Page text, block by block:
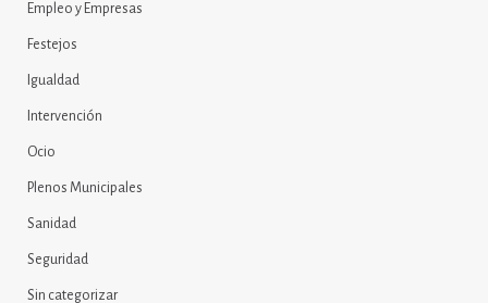
Empleo y Empresas
Festejos
Igualdad
Intervención
Ocio
Plenos Municipales
Sanidad
Seguridad
Sin categorizar